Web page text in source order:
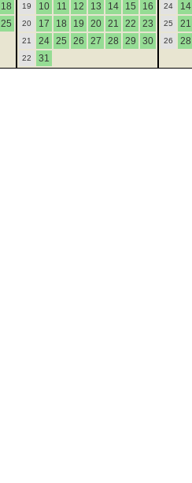
18
25
19 10 11 12 13 14 15 16
20 17 18 19 20 21 22 23
21 24 25 26 27 28 29 30
22 31
24 14
25 21
26 28